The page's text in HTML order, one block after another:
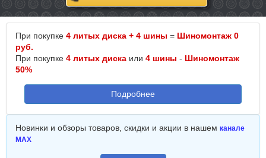
При покупке 4 литых диска + 4 шины = Шиномонтаж 0
руб.
При покупке 4 литых диска или 4 шины - Шиномонтаж
50%
Подробнее
Новинки и обзоры товаров, скидки и акции в нашем канале
MAX